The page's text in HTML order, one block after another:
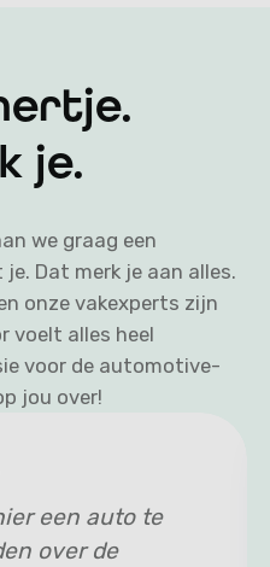
je.
we graag een
Dat merk je aan alles.
onze vakexperts zijn
voelt alles heel
voor de automotive-
jou over!
een auto te
over de